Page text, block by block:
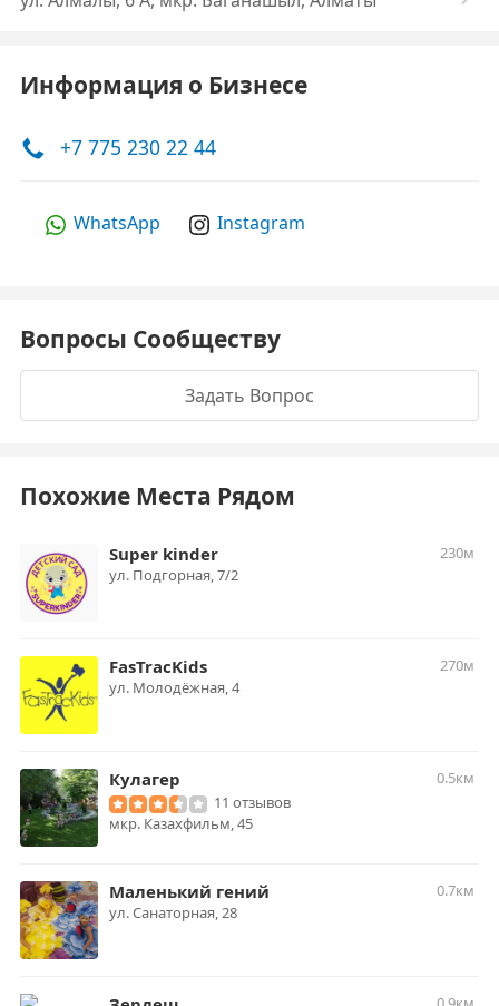
Информация о Бизнесе
+7 775 230 22 44
WhatsApp Instagram
Вопросы Сообществу
Задать Вопрос
Похожие Места Рядом
Super kinder
230м
ул. ​Подгорная, 7/2
FasTracKids
270м
ул. Молодёжная, 4
Кулагер
0.5км
11 отзывов
мкр. Казахфильм, 45
Маленький гений
0.7км
ул. ​Санаторная, 28